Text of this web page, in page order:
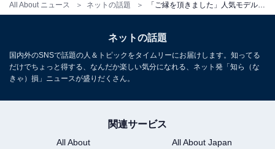
All About ニュース ネットの話題 「ご縁を頂きました」人気モデル、息子の小学校受験合格を報告！ 「おめでとう」と祝福の声相次ぐ
ネットの話題
国内外のSNSで話題の人＆トピックをタイムリーにお届けします。知ってる
だけでちょっと得する、なんだか楽しい気分になれる、ネット発「知ら（な
きゃ）損」ニュースが盛りだくさん。
関連サービス
All About
All About Japan